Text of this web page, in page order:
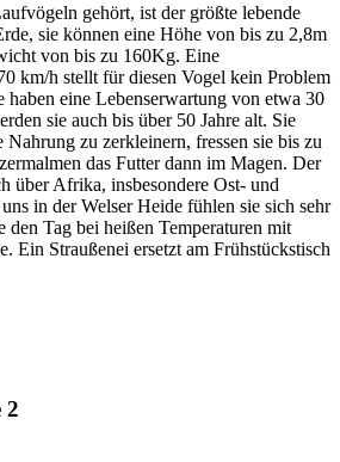
gehört, ist der größte lebende
sie können eine Höhe von bis zu 2,8m
von bis zu 160Kg. Eine
km/h stellt für diesen Vogel kein Problem
haben eine Lebenserwartung von etwa 30
sie auch bis über 50 Jahre alt. Sie
Nahrung zu zerkleinern, fressen sie bis zu
das Futter dann im Magen. Der
über Afrika, insbesondere Ost- und
in der Welser Heide fühlen sie sich sehr
den Tag bei heißen Temperaturen mit
Ein Straußenei ersetzt am Frühstückstisch
2